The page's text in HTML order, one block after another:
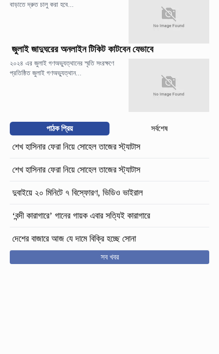
বাড়াতে দ্রুত চালু করা হবে...
জুলাই জাদুঘরের অনলাইন টিকিট কাটবেন যেভাবে
২০২৪ এর জুলাই গণঅভ্যুত্থানের স্মৃতি সংরক্ষণে
প্রতিষ্ঠিত জুলাই গণঅভ্যুত্থান...
পাঠক প্রিয় সর্বশেষ
শেখ হাসিনার ফেরা নিয়ে সোহেল তাজের স্ট্যাটাস
শেখ হাসিনার ফেরা নিয়ে সোহেল তাজের স্ট্যাটাস
দুবাইয়ে ২০ মিনিটে ৭ বিস্ফোরণ, ভিডিও ভাইরাল
‘বন্দী কারাগারে’ গানের গায়ক এবার সত্যিই কারাগারে
দেশের বাজারে আজ যে দামে বিক্রি হচ্ছে সোনা
সব খবর